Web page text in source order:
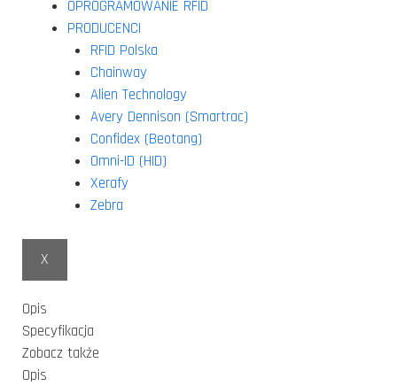
OPROGRAMOWANIE RFID
PRODUCENCI
RFID Polska
Chainway
Alien Technology
Avery Dennison (Smartrac)
Confidex (Beotang)
Omni-ID (HID)
Xerafy
Zebra
X
Opis
Specyfikacja
Zobacz także
Opis